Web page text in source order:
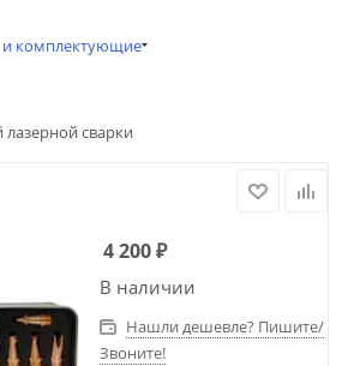
и комплектующие
сварки
4 200₽
В наличии
Нашли дешевле? Пишите/
Звоните!